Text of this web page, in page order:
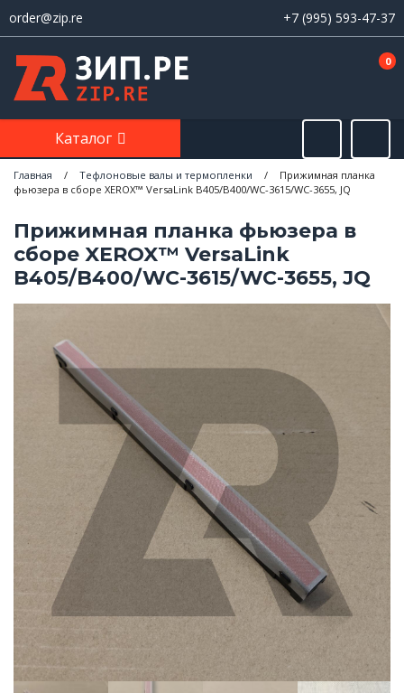
order@zip.re +7 (995) 593-47-37
0
Каталог
Главная / Тефлоновые валы и термопленки /
Прижимная планка
фьюзера в сборе XEROX™ VersaLink B405/B400/WC-3615/WC-3655, JQ
Прижимная планка фьюзера в
сборе XEROX™ VersaLink
B405/B400/WC-3615/WC-3655, JQ